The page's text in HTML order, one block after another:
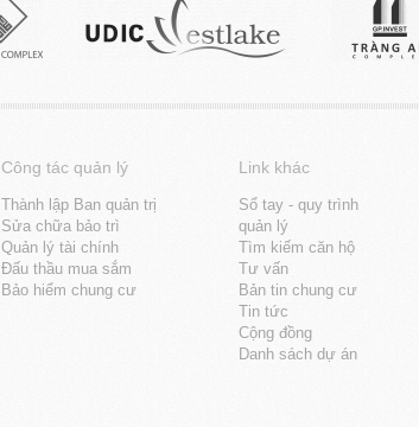
Công tác quản lý
Thành lập Ban quản trị
Sửa chữa bảo trì
Quản lý tài chính
Đấu thầu mua sắm
Bảo hiểm chung cư
Link khác
Sổ tay - quy trình
quản lý
Tìm kiếm căn hộ
Tư vấn
Bản tin chung cư
Tin tức
Cộng đồng
Danh sách dự án